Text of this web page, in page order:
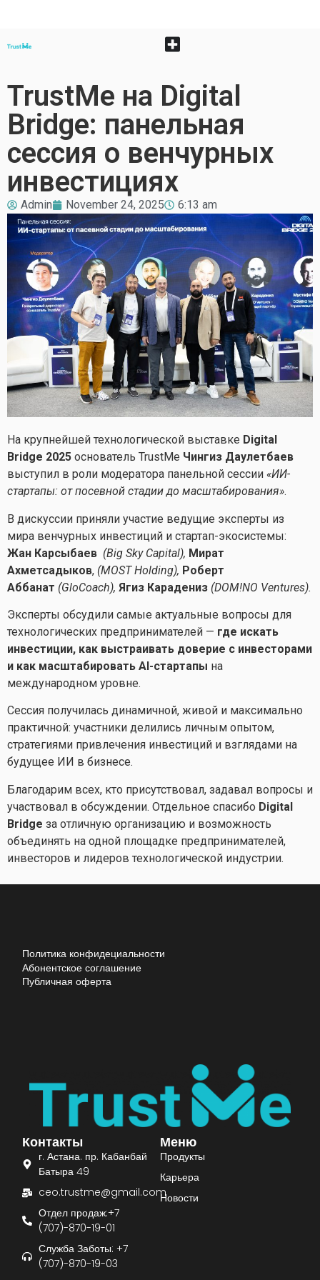
TrustMe на Digital
Bridge: панельная
сессия о венчурных
инвестициях
Admin November 24, 2025 6:13 am
На крупнейшей технологической выставке Digital
Bridge 2025 основатель TrustMe Чингиз Даулетбаев
выступил в роли модератора панельной сессии «ИИ-
стартапы: от посевной стадии до масштабирования».
В дискуссии приняли участие ведущие эксперты из
мира венчурных инвестиций и стартап-экосистемы:
Жан Карсыбаев (Big Sky Capital), Мират
Ахметсадыков, (MOST Holding), Роберт
Аббанат (GloCoach), Ягиз Карадениз (DOM!NO Ventures).
Эксперты обсудили самые актуальные вопросы для
технологических предпринимателей — где искать
инвестиции, как выстраивать доверие с инвесторами
и как масштабировать AI-стартапы на
международном уровне.
Сессия получилась динамичной, живой и максимально
практичной: участники делились личным опытом,
стратегиями привлечения инвестиций и взглядами на
будущее ИИ в бизнесе.
Благодарим всех, кто присутствовал, задавал вопросы и
участвовал в обсуждении. Отдельное спасибо Digital
Bridge за отличную организацию и возможность
объединять на одной площадке предпринимателей,
инвесторов и лидеров технологической индустрии.
Меню
Продукты
Карьера
Новости
Контакты
г. Астана. пр. Кабанбай
Батыра 49
ceo.trustme@gmail.com
Отдел продаж:+7
(707)-870-19-01
Служба Заботы: +7
(707)-870-19-03
Политика конфидециальности
Абонентское соглашение
Публичная оферта